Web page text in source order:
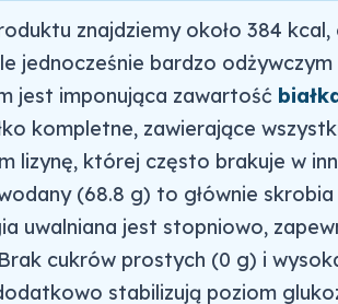
znajdziemy około 384 kcal,
jednocześnie bardzo odżywczym
jest imponująca zawartość
kompletne, zawierające
lizynę, której często brakuje w
(68.8 g) to głównie skrobia
uwalniana jest stopniowo,
cukrów prostych (0 g) i
stabilizują poziom